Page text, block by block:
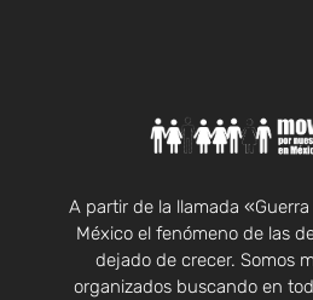
A partir de la llamada
México el fenómeno de las
dejado de crecer. Somos
organizados buscando en